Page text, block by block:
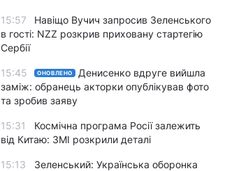
15:57
Навіщо Вучич запросив Зеленського
в гості: NZZ розкрив приховану стартегію
Сербії
15:45 ОНОВЛЕНО
Денисенко вдруге вийшла
заміж: обранець акторки опублікував фото
та зробив заяву
15:31
Космічна програма Росії залежить
від Китаю: ЗМІ розкрили деталі
15:13
Зеленський: Українська оборонка